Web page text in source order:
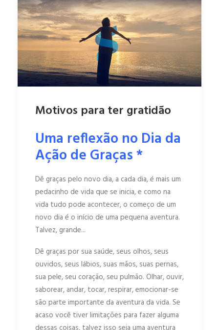
Motivos para ter gratidão
Uma reflexão no Dia da
Ação de Graças *
Dê graças pelo novo dia, a cada dia, é mais um
pedacinho de vida que se inicia, e como na
vida tudo pode acontecer, o começo de um
novo dia é o início de uma pequena aventura.
Talvez, grande...
Dê graças por sua saúde, seus olhos, seus
ouvidos, seus lábios, suas mãos, suas pernas,
sua pele, seu coração, seu pulmão. Olhar, ouvir,
saborear, andar, tocar, respirar, emocionar-se
são parte importante da aventura da vida. Se
acaso você tiver limitações para fazer alguma